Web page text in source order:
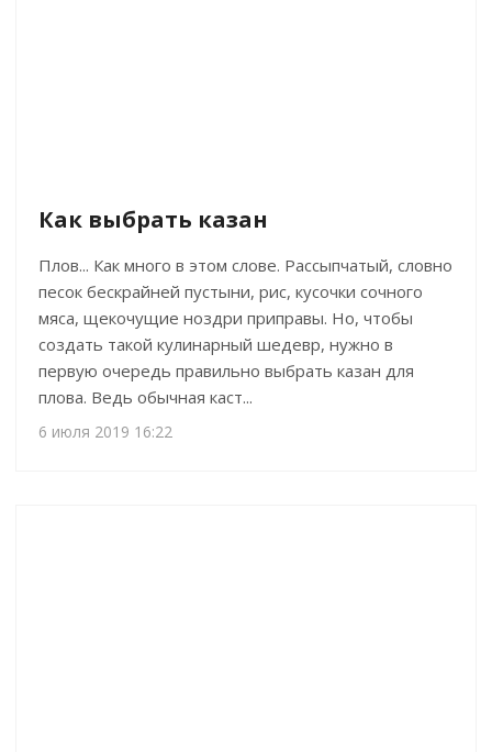
Как выбрать казан
Плов... Как много в этом слове. Рассыпчатый, словно
песок бескрайней пустыни, рис, кусочки сочного
мяса, щекочущие ноздри приправы. Но, чтобы
создать такой кулинарный шедевр, нужно в
первую очередь правильно выбрать казан для
плова. Ведь обычная каст...
6 июля 2019 16:22